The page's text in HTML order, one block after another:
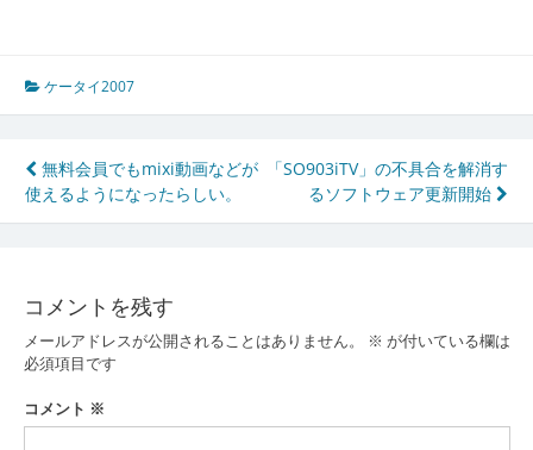
ケータイ2007
投
稿
ビ
ゲ
ー
シ
無料会員でもmixi動画などが
使えるようになったらしい。
「SO903iTV」の不具合を解消す
るソフトウェア更新開始
コメントを残す
メールアドレスが公開されることはありません。 ※ が付いている欄は
必須項目です
コメント ※